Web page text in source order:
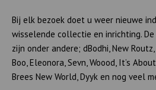
Bij elk bezoek doet u weer nieuwe
wisselende collectie en inrichting.
zijn onder andere; dBodhi, New
Boo, Eleonora, Sevn, Woood, It’s
Brees New World, Dyyk en nog veel